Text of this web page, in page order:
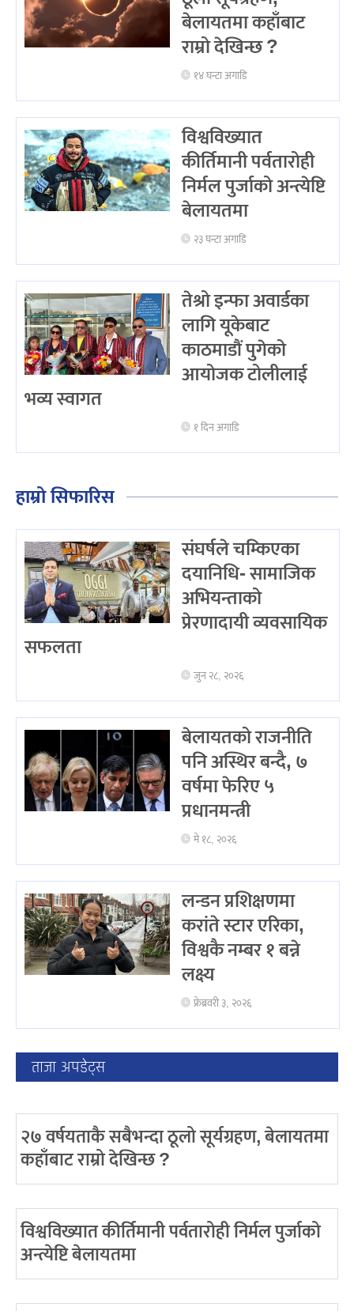
बेलायतमा कहाँबाट
राम्रो देखिन्छ ?
१४ घन्टा अगाडि
विश्वविख्यात
कीर्तिमानी पर्वतारोही
निर्मल पुर्जाको अन्त्येष्टि
बेलायतमा
२३ घन्टा अगाडि
तेश्रो इन्फा अवार्डका
लागि यूकेबाट
काठमाडौं पुगेको
आयोजक टोलीलाई
भव्य स्वागत
१ दिन अगाडि
हाम्रो सिफारिस
संघर्षले चम्किएका
दयानिधि- सामाजिक
अभियन्ताको
प्रेरणादायी व्यवसायिक
सफलता
जुन २८, २०२६
बेलायतको राजनीति
पनि अस्थिर बन्दै, ७
वर्षमा फेरिए ५
प्रधानमन्त्री
मे १८, २०२६
लन्डन प्रशिक्षणमा
करांते स्टार एरिका,
विश्वकै नम्बर १ बन्ने
लक्ष्य
फ्रेब्रवरी ३, २०२६
ताजा अपडेट्स
२७ वर्षयताकै सबैभन्दा ठूलो सूर्यग्रहण, बेलायतमा
कहाँबाट राम्रो देखिन्छ ?
विश्वविख्यात कीर्तिमानी पर्वतारोही निर्मल पुर्जाको
अन्त्येष्टि बेलायतमा